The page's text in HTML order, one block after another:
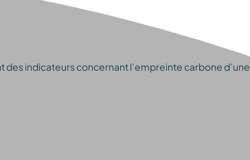
indicateurs concernant l’empreinte carbone d’une